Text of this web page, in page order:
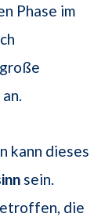
Phase im
kann dieses
sein.
die